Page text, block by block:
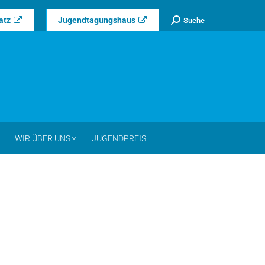
Jugendtagungshaus Search:
Suche
WIR ÜBER UNS JUGENDPREIS